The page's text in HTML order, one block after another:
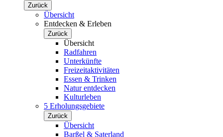
Zurück
Übersicht
Entdecken & Erleben
Zurück
Übersicht
Radfahren
Unterkünfte
Freizeitaktivitäten
Essen & Trinken
Natur entdecken
Kulturleben
5 Erholungsgebiete
Zurück
Übersicht
Barßel & Saterland